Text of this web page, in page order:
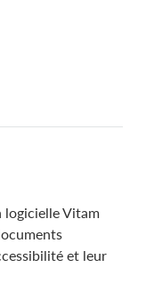
logicielle Vitam
et leur